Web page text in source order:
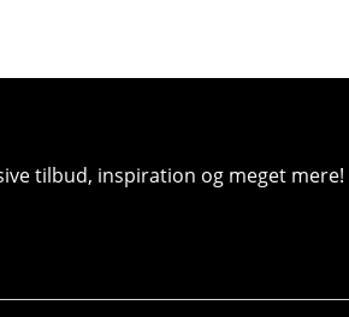
tilbud, inspiration og meget mere!